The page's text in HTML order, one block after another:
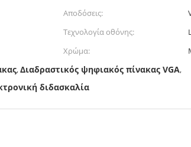
Αποδόσεις:
Τεχνολογία οθόνης:
Χρώμα:
,Διαδραστικός ψηφιακός πίνακας VGA,
διδασκαλία